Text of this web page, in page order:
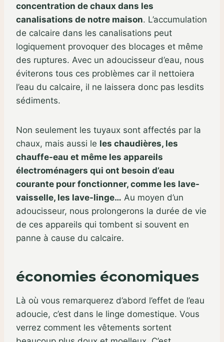
concentration de chaux dans les
canalisations de notre maison. L’accumulation
de calcaire dans les canalisations peut
logiquement provoquer des blocages et même
des ruptures. Avec un adoucisseur d’eau, nous
éviterons tous ces problèmes car il nettoiera
l’eau du calcaire, il ne laissera donc pas lesdits
sédiments.
Non seulement les tuyaux sont affectés par la
chaux, mais aussi le les chaudières, les
chauffe-eau et même les appareils
électroménagers qui ont besoin d’eau
courante pour fonctionner, comme les lave-
vaisselle, les lave-linge… Au moyen d’un
adoucisseur, nous prolongerons la durée de vie
de ces appareils qui tombent si souvent en
panne à cause du calcaire.
économies économiques
Là où vous remarquerez d’abord l’effet de l’eau
adoucie, c’est dans le linge domestique. Vous
verrez comment les vêtements sortent